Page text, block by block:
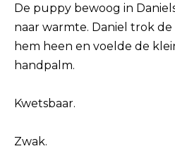
De puppy bewoog in
naar warmte. Daniel trok
hem heen en voelde de
handpalm.
Kwetsbaar.
Zwak.